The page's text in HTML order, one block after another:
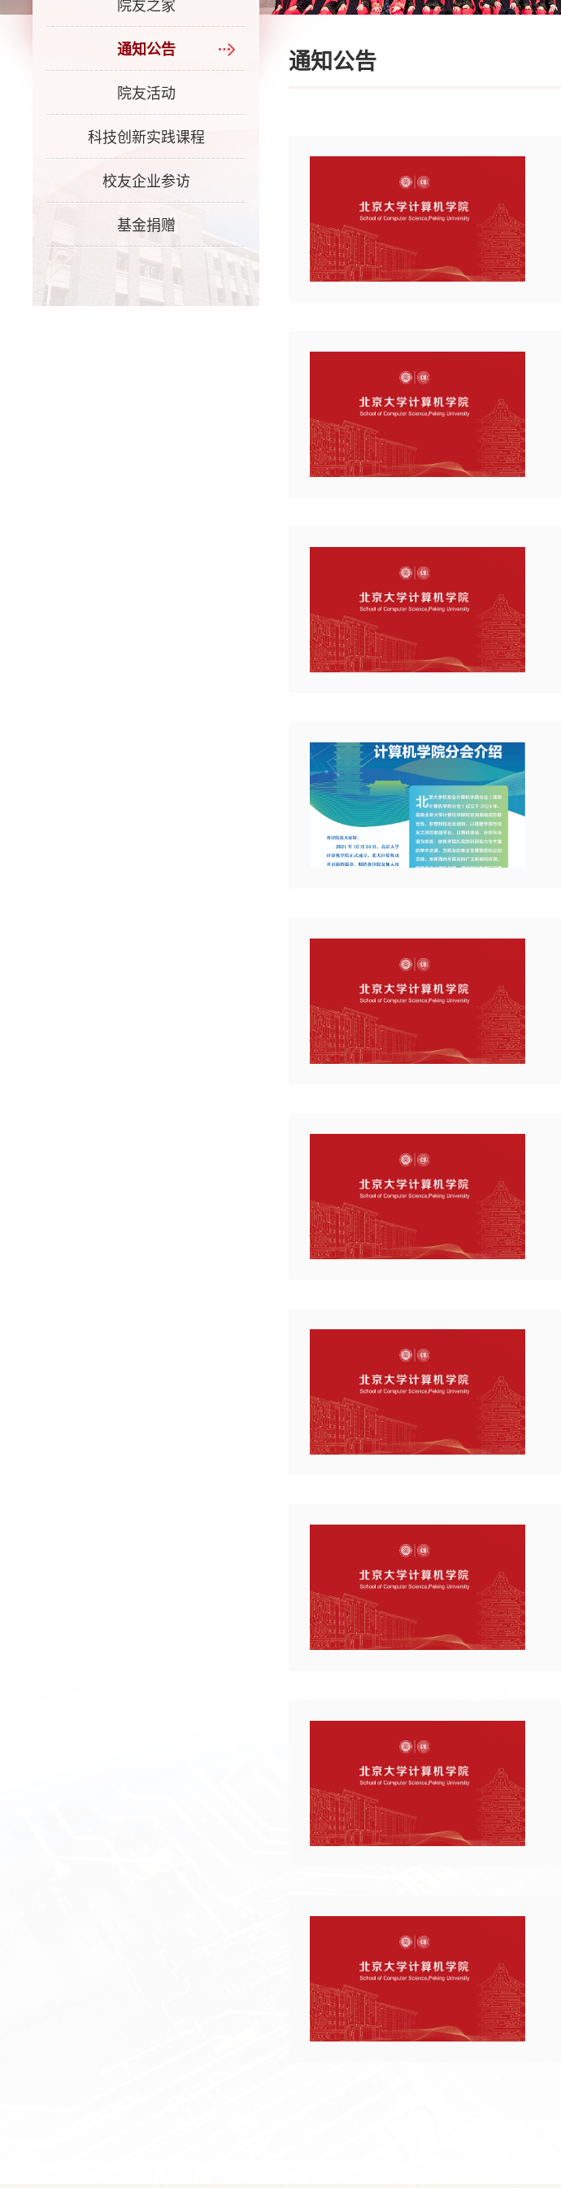
院友之家
通知公告
院友活动
科技创新实践课程
校友企业参访
基金捐赠
通知公告